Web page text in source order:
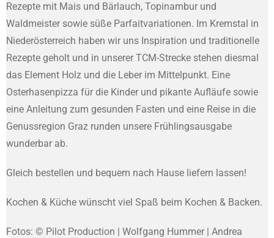
Rezepte mit Mais und Bärlauch, Topinambur und
Waldmeister sowie süße Parfaitvariationen. Im Kremstal in
Niederösterreich haben wir uns Inspiration und traditionelle
Rezepte geholt und in unserer TCM-Strecke stehen diesmal
das Element Holz und die Leber im Mittelpunkt. Eine
Osterhasenpizza für die Kinder und pikante Aufläufe sowie
eine Anleitung zum gesunden Fasten und eine Reise in die
Genussregion Graz runden unsere Frühlingsausgabe
wunderbar ab.
Gleich bestellen und bequem nach Hause liefern lassen!
Kochen & Küche wünscht viel Spaß beim Kochen & Backen.
Fotos: © Pilot Production | Wolfgang Hummer | Andrea